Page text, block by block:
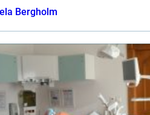
Bergholm